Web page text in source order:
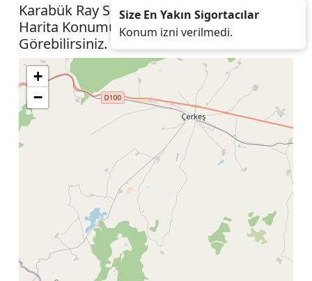
Karabük Ray Sigorta Acenteleri Listesini
Harita Konumunuza İzin Vererek
Görebilirsiniz.
+
−
Size En Yakın Sigortacılar
Konum izni verilmedi.